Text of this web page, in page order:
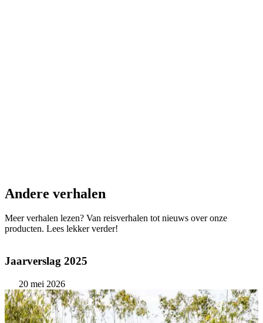
Andere verhalen
Meer verhalen lezen? Van reisverhalen tot nieuws over onze
producten. Lees lekker verder!
Jaarverslag 2025
20 mei 2026